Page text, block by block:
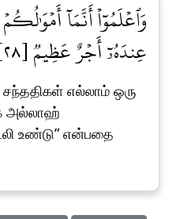
وَٱعۡلَمُوٓاْ أَنَّمَآ
عِندَهُۥٓ أَجۡرٌ عَظِيمٞ [٢٨]
எல்லாம் ஒரு
அல்லாஹ்
உண்டு” என்பதை